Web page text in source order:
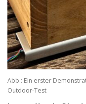
Abb.: Ein erster
Outdoor-Test